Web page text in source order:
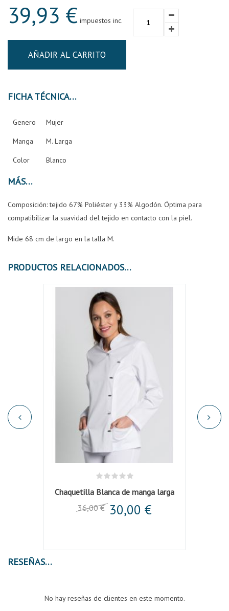
39,93 € impuestos inc.
AÑADIR AL CARRITO
FICHA TÉCNICA
Genero Mujer
Manga M. Larga
Color Blanco
MÁS
Composición: tejido 67% Poliéster y 33% Algodón. Óptima para
compatibilizar la suavidad del tejido en contacto con la piel.
Mide 68 cm de largo en la talla M.
PRODUCTOS RELACIONADOS
Chaquetilla Blanca de manga larga
36,00 € 30,00 €
RESEÑAS
No hay reseñas de clientes en este momento.